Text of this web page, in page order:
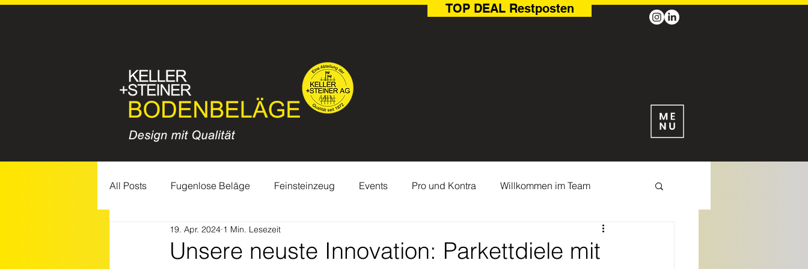
TOP DEAL Restposten
All Posts Fugenlose Beläge Feinsteinzeug Events Pro und Kontra Willkommen im Team
Feiertage TOP DEAL Parkett
Unsere neuste Innovation: Parkettdiele mit
19. Apr. 2024 1 Min. Lesezeit